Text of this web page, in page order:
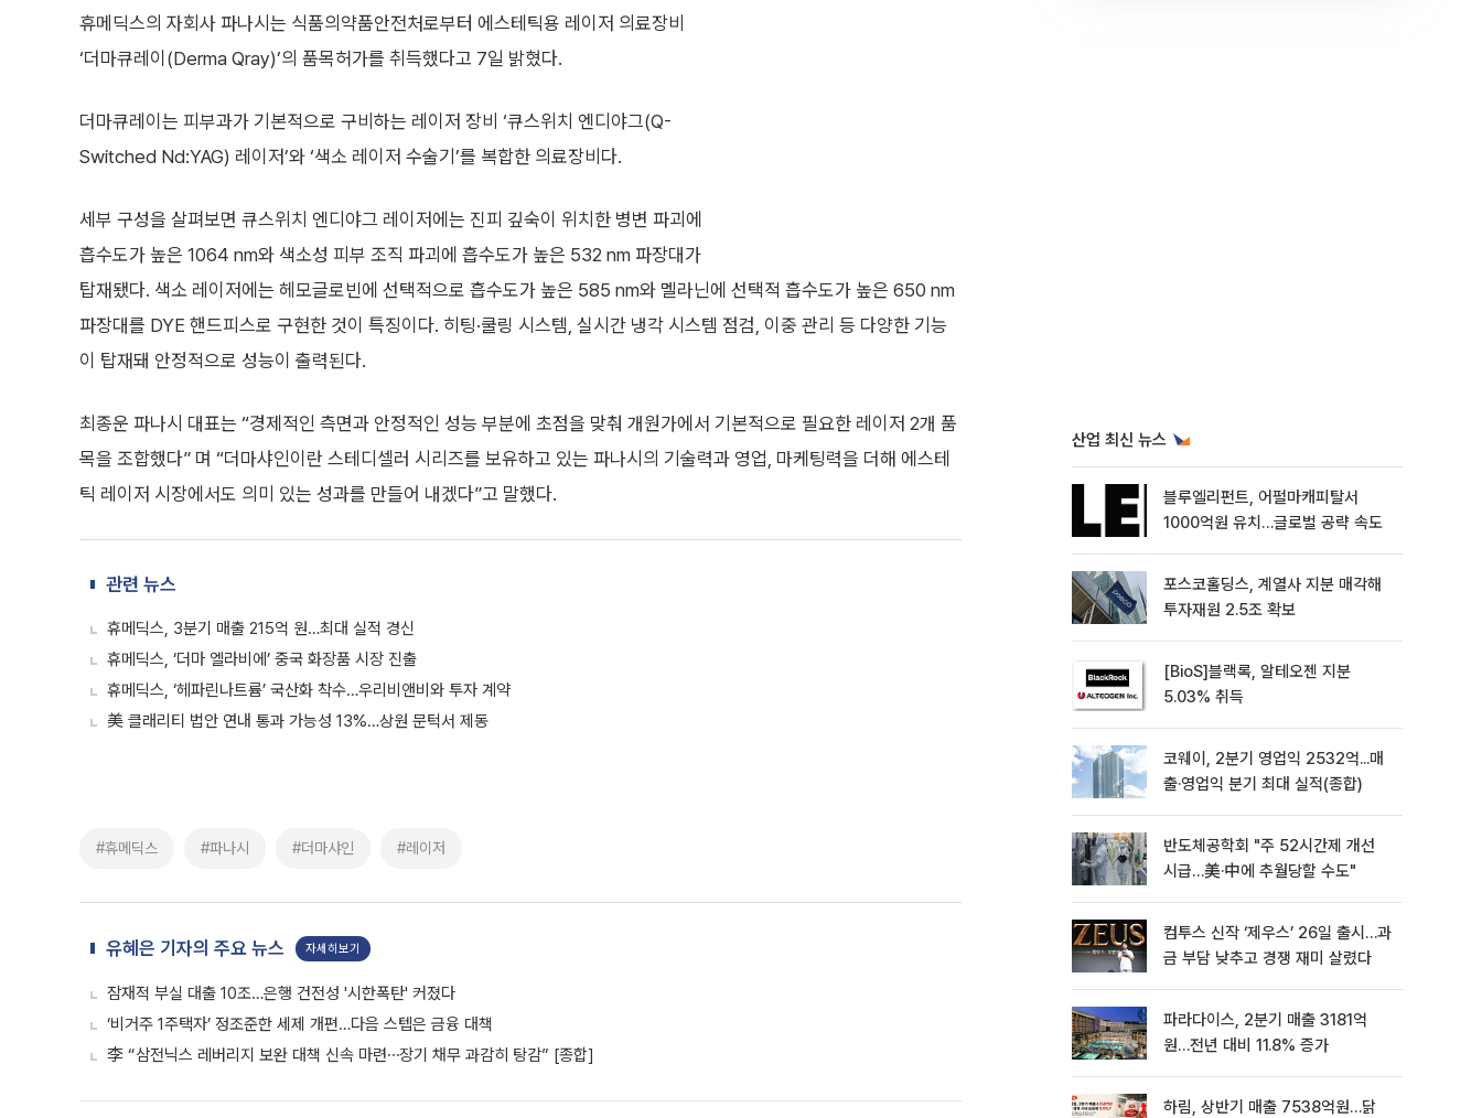
휴메딕스의 자회사 파나시는 식품의약품안전처로부터 에스테틱용 레이저 의료장비
‘더마큐레이(Derma Qray)’의 품목허가를 취득했다고 7일 밝혔다.
더마큐레이는 피부과가 기본적으로 구비하는 레이저 장비 ‘큐스위치 엔디야그(Q-
Switched Nd:YAG) 레이저’와 ‘색소 레이저 수술기’를 복합한 의료장비다.
세부 구성을 살펴보면 큐스위치 엔디야그 레이저에는 진피 깊숙이 위치한 병변 파괴에
흡수도가 높은 1064 nm와 색소성 피부 조직 파괴에 흡수도가 높은 532 nm 파장대가
탑재됐다. 색소 레이저에는 헤모글로빈에 선택적으로 흡수도가 높은 585 nm와 멜라닌에 선택적 흡수도가 높은 650 nm
파장대를 DYE 핸드피스로 구현한 것이 특징이다. 히팅·쿨링 시스템, 실시간 냉각 시스템 점검, 이중 관리 등 다양한 기능
이 탑재돼 안정적으로 성능이 출력된다.
최종운 파나시 대표는 “경제적인 측면과 안정적인 성능 부분에 초점을 맞춰 개원가에서 기본적으로 필요한 레이저 2개 품
목을 조합했다” 며 “더마샤인이란 스테디셀러 시리즈를 보유하고 있는 파나시의 기술력과 영업, 마케팅력을 더해 에스테
틱 레이저 시장에서도 의미 있는 성과를 만들어 내겠다”고 말했다.
관련 뉴스
휴메딕스, 3분기 매출 215억 원…최대 실적 경신
휴메딕스, ‘더마 엘라비에’ 중국 화장품 시장 진출
휴메딕스, ‘헤파린나트륨’ 국산화 착수…우리비앤비와 투자 계약
美 클래리티 법안 연내 통과 가능성 13%…상원 문턱서 제동
#휴메딕스 #파나시 #더마샤인 #레이저
유혜은 기자의 주요 뉴스 자세히보기
잠재적 부실 대출 10조…은행 건전성 '시한폭탄' 커졌다
‘비거주 1주택자’ 정조준한 세제 개편…다음 스텝은 금융 대책
李 “삼전닉스 레버리지 보완 대책 신속 마련⋯장기 채무 과감히 탕감” [종합]
산업 최신 뉴스
블루엘리펀트, 어펄마캐피탈서
1000억원 유치…글로벌 공략 속도
포스코홀딩스, 계열사 지분 매각해
투자재원 2.5조 확보
[BioS]블랙록, 알테오젠 지분
5.03% 취득
코웨이, 2분기 영업익 2532억...매
출·영업익 분기 최대 실적(종합)
반도체공학회 "주 52시간제 개선
시급…美·中에 추월당할 수도"
컴투스 신작 ‘제우스’ 26일 출시…과
금 부담 낮추고 경쟁 재미 살렸다
파라다이스, 2분기 매출 3181억
원…전년 대비 11.8% 증가
하림, 상반기 매출 7538억원…닭